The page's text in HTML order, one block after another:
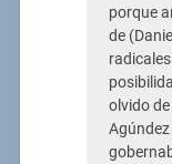
porque
de
olvido